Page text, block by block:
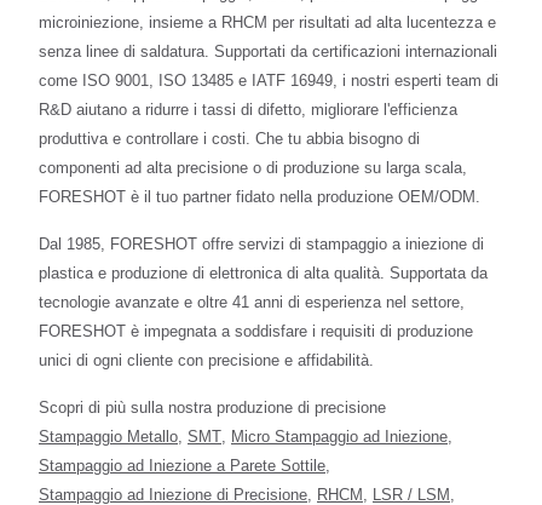
microiniezione, insieme a RHCM per risultati ad alta lucentezza e
senza linee di saldatura. Supportati da certificazioni internazionali
come ISO 9001, ISO 13485 e IATF 16949, i nostri esperti team di
R&D aiutano a ridurre i tassi di difetto, migliorare l'efficienza
produttiva e controllare i costi. Che tu abbia bisogno di
componenti ad alta precisione o di produzione su larga scala,
FORESHOT è il tuo partner fidato nella produzione OEM/ODM.
Dal 1985, FORESHOT offre servizi di stampaggio a iniezione di
plastica e produzione di elettronica di alta qualità. Supportata da
tecnologie avanzate e oltre 41 anni di esperienza nel settore,
FORESHOT è impegnata a soddisfare i requisiti di produzione
unici di ogni cliente con precisione e affidabilità.
Scopri di più sulla nostra produzione di precisione
Stampaggio Metallo, SMT, Micro Stampaggio ad Iniezione,
Stampaggio ad Iniezione a Parete Sottile,
Stampaggio ad Iniezione di Precisione, RHCM , LSR / LSM ,